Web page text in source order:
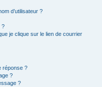
d’utilisateur ?
?
je clique sur le lien de courrier
réponse ?
?
?